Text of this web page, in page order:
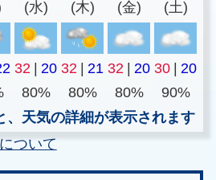
(水)
(木)
(金)
(土)
32 20 32 21 32 20 30
20
80% 80% 80%
90%
、天気の詳細が表示されます
ついて